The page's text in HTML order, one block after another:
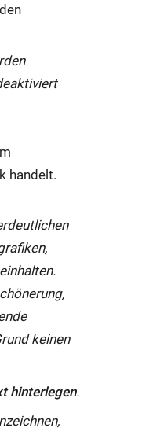
handelt.
keinen
hinterlegen.